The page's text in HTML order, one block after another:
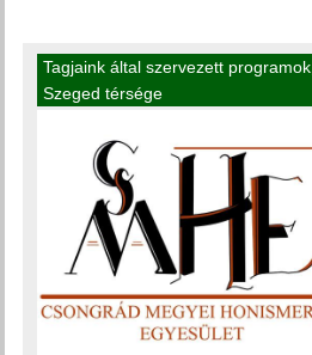
Tagjaink által szervezett programok
Szeged térsége